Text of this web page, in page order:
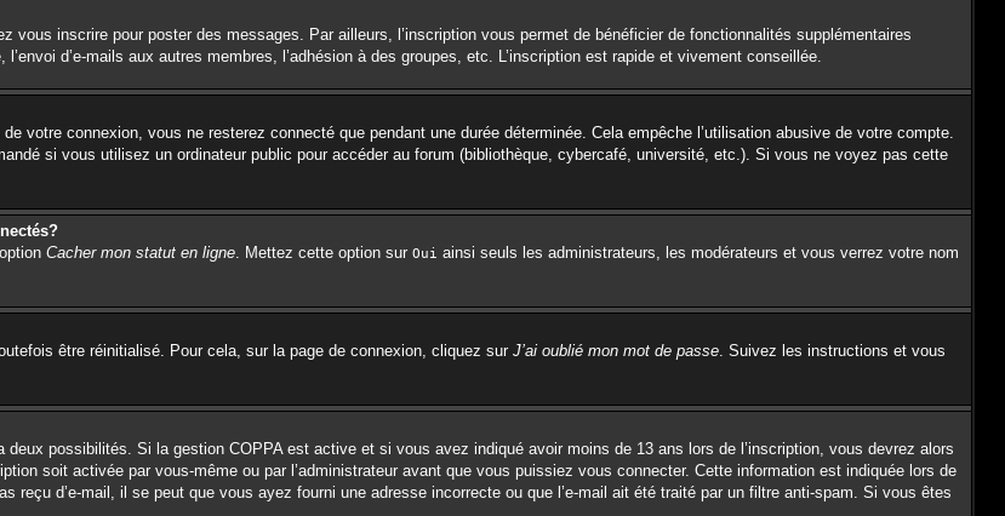
vous inscrire pour poster des messages. Par ailleurs, l’inscription vous permet de bénéficier de fonctionnalités supplémentaires
d’e-mails aux autres membres, l’adhésion à des groupes, etc. L’inscription est rapide et vivement conseillée.
de votre connexion, vous ne resterez connecté que pendant une durée déterminée. Cela empêche l’utilisation abusive de votre compte.
si vous utilisez un ordinateur public pour accéder au forum (bibliothèque, cybercafé, université, etc.). Si vous ne voyez pas cette
Cacher mon statut en ligne. Mettez cette option sur Oui ainsi seuls les administrateurs, les modérateurs et vous verrez votre nom
être réinitialisé. Pour cela, sur la page de connexion, cliquez sur J’ai oublié mon mot de passe. Suivez les instructions et vous
possibilités. Si la gestion COPPA est active et si vous avez indiqué avoir moins de 13 ans lors de l’inscription, vous devrez alors
soit activée par vous-même ou par l’administrateur avant que vous puissiez vous connecter. Cette information est indiquée lors de
reçu d’e-mail, il se peut que vous ayez fourni une adresse incorrecte ou que l’e-mail ait été traité par un filtre anti-spam. Si vous êtes